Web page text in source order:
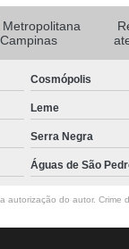
Metropolitana
Cosmópolis
Leme
Serra Negra
Águas de São
do autor.